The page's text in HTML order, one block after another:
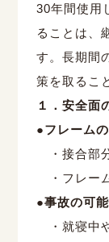
30年間使用
ることは、
す。長期間
策を取るこ
１．安全面
●フレーム
・接合部
・フレー
●事故の可
・就寝中